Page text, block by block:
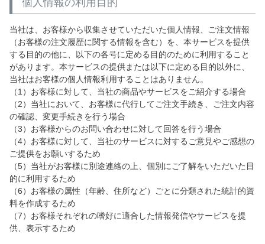
個人情報の利用目的
当社は、お客様から収集させていただいた個人情報、ご注文情報
（お客様の注文履歴に関する情報を含む）を、本サービスを提供
する目的の他に、以下の各号に定める目的のために利用すること
があります。本サービスの提供または以下に定める目的以外に、
当社はお客様の個人情報利用することはありません。
（1）お客様に対して、当社の商品やサービスをご紹介する場合
（2）当社において、お客様に代行してご注文手続き、ご注文内容
の確認、変更手続きを行う場合
（3）お客様からのお問い合わせに対して回答を行う場合
（4）お客様に対して、当社のサービスに対するご意見やご感想の
ご提供をお願いするため
（5）当社がお客様に別途連絡の上、個別にご了解をいただいた目
的に利用するため
（6）お客様の属性（年齢、住所など）ごとに分類された統計的資
料を作成するため
（7）お客様それぞれの嗜好に適合した情報発信やサービスを提
供、表示するため